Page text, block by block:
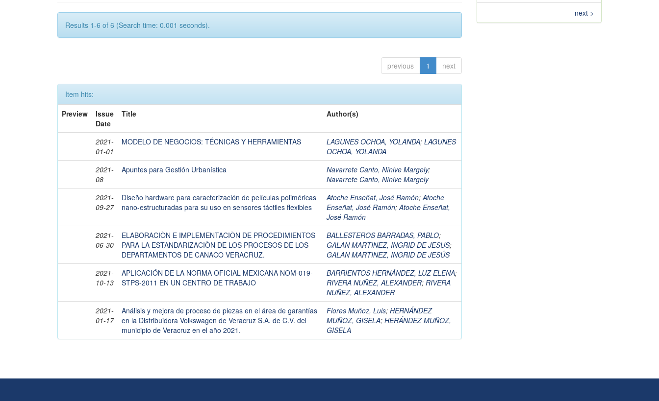
Results 1-6 of 6 (Search time: 0.001 seconds).
previous 1 next
Item hits:
Preview
Issue
Date
Title Author(s)
2021-
01-01
MODELO DE NEGOCIOS: TÉCNICAS Y HERRAMIENTAS LAGUNES OCHOA, YOLANDA; LAGUNES
OCHOA, YOLANDA
2021-
08
Apuntes para Gestión Urbanística Navarrete Canto, Nínive Margely;
Navarrete Canto, Nínive Margely
2021-
09-27
Diseño hardware para caracterización de películas poliméricas
nano-estructuradas para su uso en sensores táctiles flexibles
Atoche Enseñat, José Ramón;Atoche
Enseñat, José Ramón;Atoche Enseñat,
José Ramón
2021-
06-30
ELABORACIÒN E IMPLEMENTACIÒN DE PROCEDIMIENTOS
PARA LA ESTANDARIZACIÒN DE LOS PROCESOS DE LOS
DEPARTAMENTOS DE CANACO VERACRUZ.
BALLESTEROS BARRADAS, PABLO;
GALAN MARTINEZ, INGRID DE JESUS;
GALAN MARTINEZ, INGRID DE JESÚS
2021-
10-13
APLICACIÓN DE LA NORMA OFICIAL MEXICANA NOM-019-
STPS-2011 EN UN CENTRO DE TRABAJO
BARRIENTOS HERNÁNDEZ, LUZ ELENA;
RIVERA NUÑEZ, ALEXANDER; RIVERA
NUÑEZ, ALEXANDER
2021-
01-17
Análisis y mejora de proceso de piezas en el área de garantías
en la Distribuidora Volkswagen de Veracruz S.A. de C.V. del
municipio de Veracruz en el año 2021.
Flores Muñoz, Luis; HERNÁNDEZ
MUÑOZ, GISELA; HERÁNDEZ MUÑOZ,
GISELA
next >